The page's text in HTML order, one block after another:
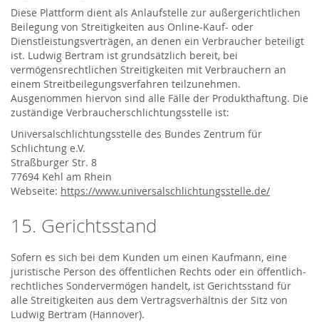
Diese Plattform dient als Anlaufstelle zur außergerichtlichen
Beilegung von Streitigkeiten aus Online-Kauf- oder
Dienstleistungsverträgen, an denen ein Verbraucher beteiligt
ist. Ludwig Bertram ist grundsätzlich bereit, bei
vermögensrechtlichen Streitigkeiten mit Verbrauchern an
einem Streitbeilegungsverfahren teilzunehmen.
Ausgenommen hiervon sind alle Fälle der Produkthaftung. Die
zuständige Verbraucherschlichtungsstelle ist:
Universalschlichtungsstelle des Bundes Zentrum für
Schlichtung e.V.
Straßburger Str. 8
77694 Kehl am Rhein
Webseite: https://www.universalschlichtungsstelle.de/
15. Gerichtsstand
Sofern es sich bei dem Kunden um einen Kaufmann, eine
juristische Person des öffentlichen Rechts oder ein öffentlich-
rechtliches Sondervermögen handelt, ist Gerichtsstand für
alle Streitigkeiten aus dem Vertragsverhältnis der Sitz von
Ludwig Bertram (Hannover).